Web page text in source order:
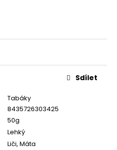
Tabáky
8435726303425
50g
Lehký
Liči, Máta
Sdílet